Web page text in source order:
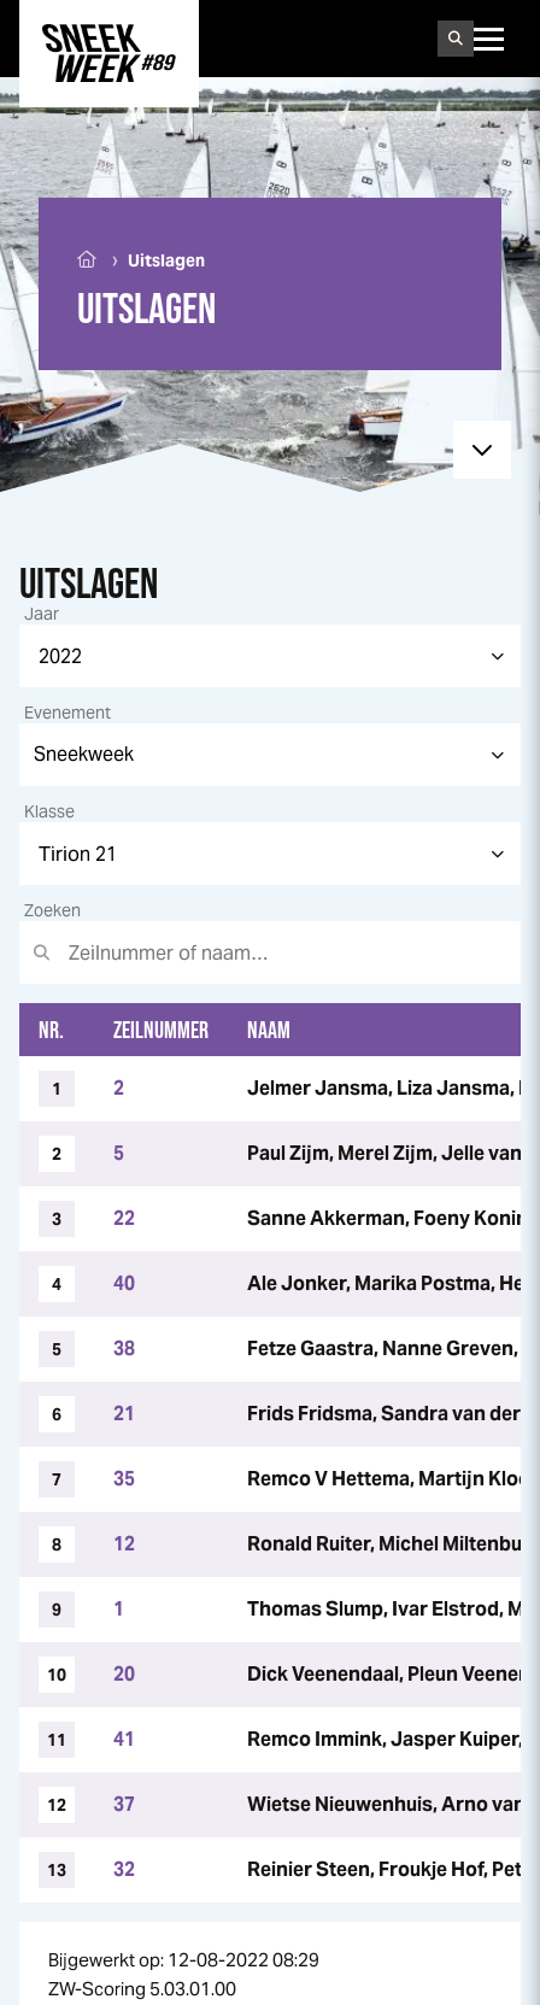
UITSLAGEN
› Uitslagen
UITSLAGEN
Jaar
Evenement
Klasse
Zoeken
NR. ZEILNUMMER NAAM
1 2 Jelmer Jansma, Liza Jansma,
2 5 Paul Zijm, Merel Zijm, Jelle van
3 22 Sanne Akkerman, Foeny
4 40 Ale Jonker, Marika Postma,
5 38 Fetze Gaastra, Nanne Greven,
6 21 Frids Fridsma, Sandra van der
7 35 Remco V Hettema, Martijn
8 12 Ronald Ruiter, Michel
9 1 Thomas Slump, Ivar Elstrod,
10 20 Dick Veenendaal, Pleun
11 41 Remco Immink, Jasper Kuiper,
12 37 Wietse Nieuwenhuis, Arno van
13 32 Reinier Steen, Froukje Hof,
Bijgewerkt op: 12-08-2022 08:29
ZW-Scoring 5.03.01.00